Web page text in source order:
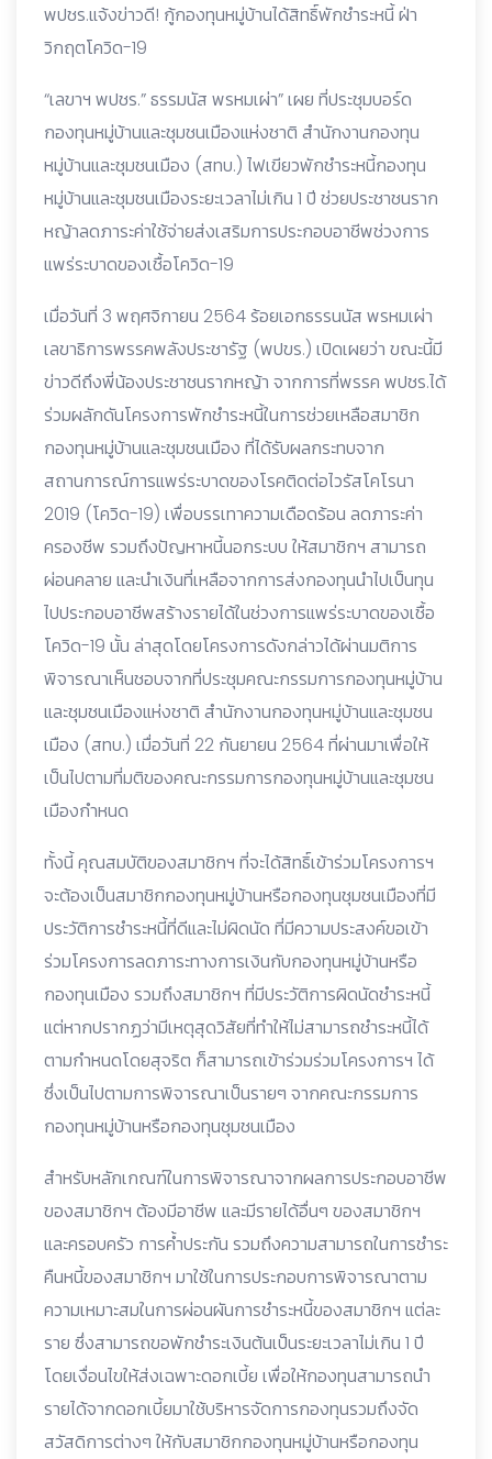
พปชร.แจ้งข่าวดี! กู้กองทุนหมู่บ้านได้สิทธิ์พักชำระหนี้ ฝ่า
วิกฤตโควิด-19
“เลขาฯ พปชร.” ธรรมนัส พรหมเผ่า” เผย ที่ประชุมบอร์ด
กองทุนหมู่บ้านและชุมชนเมืองแห่งชาติ สำนักงานกองทุน
หมู่บ้านและชุมชนเมือง (สทบ.) ไฟเขียวพักชำระหนี้กองทุน
หมู่บ้านและชุมชนเมืองระยะเวลาไม่เกิน 1 ปี ช่วยประชาชนราก
หญ้าลดภาระค่าใช้จ่ายส่งเสริมการประกอบอาชีพช่วงการ
แพร่ระบาดของเชื้อโควิด-19
เมื่อวันที่ 3 พฤศจิกายน 2564 ร้อยเอกธรรนนัส พรหมเผ่า
เลขาธิการพรรคพลังประชารัฐ (พปขร.) เปิดเผยว่า ขณะนี้มี
ข่าวดีถึงพี่น้องประชาชนรากหญ้า จากการที่พรรค พปชร.ได้
ร่วมผลักดันโครงการพักชำระหนี้ในการช่วยเหลือสมาชิก
กองทุนหมู่บ้านและชุมชนเมือง ที่ได้รับผลกระทบจาก
สถานการณ์การแพร่ระบาดของโรคติดต่อไวรัสโคโรนา
2019 (โควิด-19) เพื่อบรรเทาความเดือดร้อน ลดภาระค่า
ครองชีพ รวมถึงปัญหาหนี้นอกระบบ ให้สมาชิกฯ สามารถ
ผ่อนคลาย และนำเงินที่เหลือจากการส่งกองทุนนำไปเป็นทุน
ไปประกอบอาชีพสร้างรายได้ในช่วงการแพร่ระบาดของเชื้อ
โควิด-19 นั้น ล่าสุดโดยโครงการดังกล่าวได้ผ่านมติการ
พิจารณาเห็นชอบจากที่ประชุมคณะกรรมการกองทุนหมู่บ้าน
และชุมชนเมืองแห่งชาติ สำนักงานกองทุนหมู่บ้านและชุมชน
เมือง (สทบ.) เมื่อวันที่ 22 กันยายน 2564 ที่ผ่านมาเพื่อให้
เป็นไปตามที่มติของคณะกรรมการกองทุนหมู่บ้านและชุมชน
เมืองกำหนด
ทั้งนี้ คุณสมบัติของสมาชิกฯ ที่จะได้สิทธิ์เข้าร่วมโครงการฯ
จะต้องเป็นสมาชิกกองทุนหมู่บ้านหรือกองทุนชุมชนเมืองที่มี
ประวัติการชำระหนี้ที่ดีและไม่ผิดนัด ที่มีความประสงค์ขอเข้า
ร่วมโครงการลดภาระทางการเงินกับกองทุนหมู่บ้านหรือ
กองทุนเมือง รวมถึงสมาชิกฯ ที่มีประวัติการผิดนัดชำระหนี้
แต่หากปรากฏว่ามีเหตุสุดวิสัยที่ทำให้ไม่สามารถชำระหนี้ได้
ตามกำหนดโดยสุจริต ก็สามารถเข้าร่วมร่วมโครงการฯ ได้
ซึ่งเป็นไปตามการพิจารณาเป็นรายๆ จากคณะกรรมการ
กองทุนหมู่บ้านหรือกองทุนชุมชนเมือง
สำหรับหลักเกณฑ์ในการพิจารณาจากผลการประกอบอาชีพ
ของสมาชิกฯ ต้องมีอาชีพ และมีรายได้อื่นๆ ของสมาชิกฯ
และครอบครัว การค้ำประกัน รวมถึงความสามารถในการชำระ
คืนหนี้ของสมาชิกฯ มาใช้ในการประกอบการพิจารณาตาม
ความเหมาะสมในการผ่อนผันการชำระหนี้ของสมาชิกฯ แต่ละ
ราย ซึ่งสามารถขอพักชำระเงินต้นเป็นระยะเวลาไม่เกิน 1 ปี
โดยเงื่อนไขให้ส่งเฉพาะดอกเบี้ย เพื่อให้กองทุนสามารถนำ
รายได้จากดอกเบี้ยมาใช้บริหารจัดการกองทุนรวมถึงจัด
สวัสดิการต่างๆ ให้กับสมาชิกกองทุนหมู่บ้านหรือกองทุน